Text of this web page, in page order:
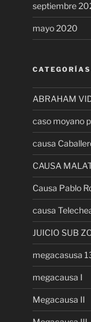
septiembre
mayo 2020
CATEGORÍAS
ABRAHAM
caso moyano
causa
CAUSA
Causa Pablo
causa
JUICIO SUB
megacasusa
megacausa I
Megacausa II